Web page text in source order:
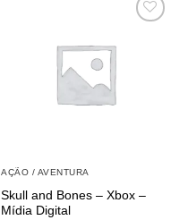
AÇÃO / AVENTURA
Skull and Bones – Xbox –
Mídia Digital